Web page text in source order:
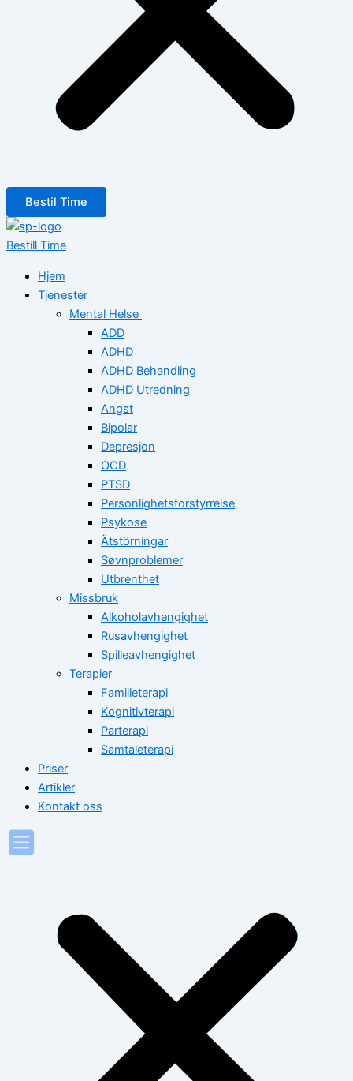
Bestil Time
Bestill Time
Hjem
Tjenester
Mental Helse
ADD
ADHD
ADHD Behandling
ADHD Utredning
Angst
Bipolar
Depresjon
OCD
PTSD
Personlighetsforstyrrelse
Psykose
Ätstörningar
Søvnproblemer
Utbrenthet
Missbruk
Alkoholavhengighet
Rusavhengighet
Spilleavhengighet
Terapier
Familieterapi
Kognitivterapi
Parterapi
Samtaleterapi
Priser
Artikler
Kontakt oss